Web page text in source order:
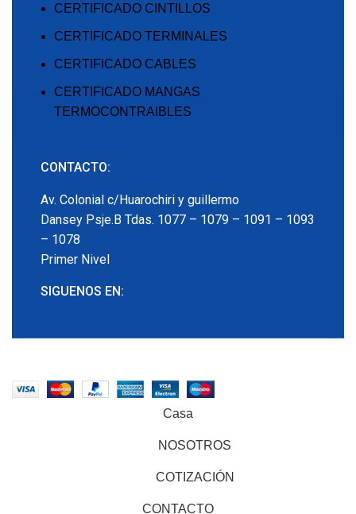
CERTIFICADO CINTILLOS
CERTIFICADO TERMINALES
CERTIFICADO CABLES
CERTIFICADO MANGAS
TERMOCONTRAIBLES
CONTACTO:
Av. Colonial c/Huarochiri y guillermo
Dansey Psje.B Tdas. 1077 – 1079 – 1091 – 1093
– 1078
Primer Nivel
SIGUENOS EN:
Casa
NOSOTROS
COTIZACIÓN
CONTACTO